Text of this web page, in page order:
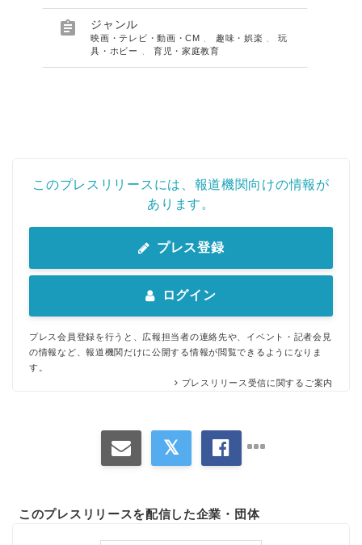
 ジャンル
映画・テレビ・動画・CM 、 趣味・娯楽 、玩
具・ホビー 、 育児・家庭教育
このプレスリリースには、報道機関向けの情報が
あります。
プレス登録
ログイン
プレス会員登録を行うと、広報担当者の連絡先や、イベント・記者会見
の情報など、報道機関だけに公開する情報が閲覧できるようになりま
す。
プレスリリース受信に関するご案内
このプレスリリースを配信した企業・団体